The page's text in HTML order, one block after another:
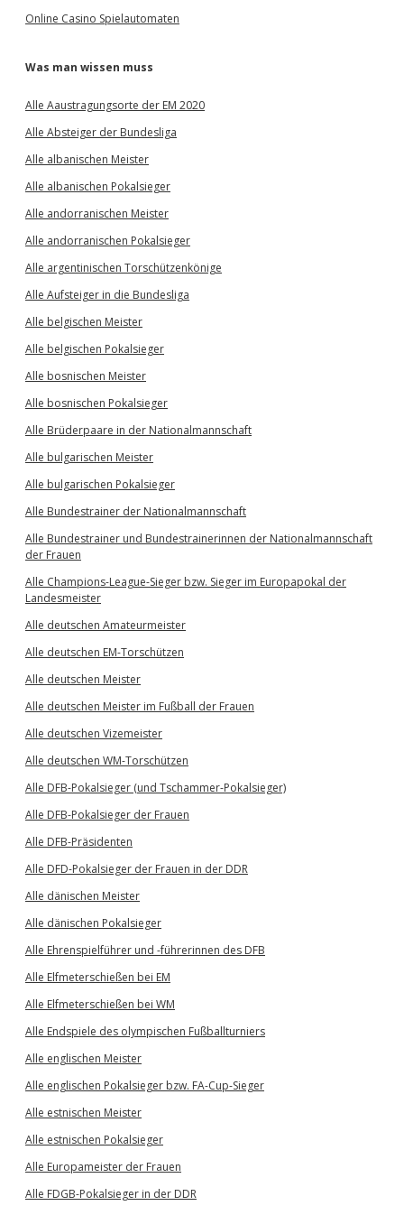
Online Casino Spielautomaten
Was man wissen muss
Alle Aaustragungsorte der EM 2020
Alle Absteiger der Bundesliga
Alle albanischen Meister
Alle albanischen Pokalsieger
Alle andorranischen Meister
Alle andorranischen Pokalsieger
Alle argentinischen Torschützenkönige
Alle Aufsteiger in die Bundesliga
Alle belgischen Meister
Alle belgischen Pokalsieger
Alle bosnischen Meister
Alle bosnischen Pokalsieger
Alle Brüderpaare in der Nationalmannschaft
Alle bulgarischen Meister
Alle bulgarischen Pokalsieger
Alle Bundestrainer der Nationalmannschaft
Alle Bundestrainer und Bundestrainerinnen der Nationalmannschaft
der Frauen
Alle Champions-League-Sieger bzw. Sieger im Europapokal der
Landesmeister
Alle deutschen Amateurmeister
Alle deutschen EM-Torschützen
Alle deutschen Meister
Alle deutschen Meister im Fußball der Frauen
Alle deutschen Vizemeister
Alle deutschen WM-Torschützen
Alle DFB-Pokalsieger (und Tschammer-Pokalsieger)
Alle DFB-Pokalsieger der Frauen
Alle DFB-Präsidenten
Alle DFD-Pokalsieger der Frauen in der DDR
Alle dänischen Meister
Alle dänischen Pokalsieger
Alle Ehrenspielführer und -führerinnen des DFB
Alle Elfmeterschießen bei EM
Alle Elfmeterschießen bei WM
Alle Endspiele des olympischen Fußballturniers
Alle englischen Meister
Alle englischen Pokalsieger bzw. FA-Cup-Sieger
Alle estnischen Meister
Alle estnischen Pokalsieger
Alle Europameister der Frauen
Alle FDGB-Pokalsieger in der DDR